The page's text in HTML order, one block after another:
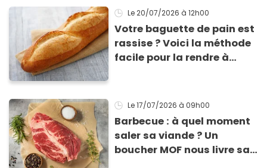
Le 20/07/2026 à 12h00
Votre baguette de pain est
rassise ? Voici la méthode
facile pour la rendre à
Le 17/07/2026 à 09h00
Barbecue : à quel moment
saler sa viande ? Un
boucher MOF nous livre sa